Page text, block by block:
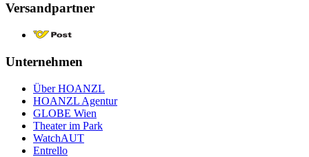
Versandpartner
Unternehmen
Über HOANZL
HOANZL Agentur
GLOBE Wien
Theater im Park
WatchAUT
Entrello